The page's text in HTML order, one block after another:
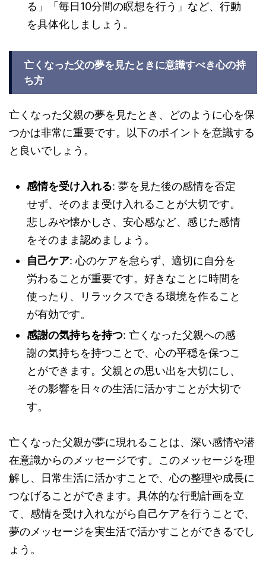
る」「毎日10分間の瞑想を行う」など、行動
を具体化しましょう。
亡くなった父の夢を見たときに意識すべき心の持
ち方
亡くなった父親の夢を見たとき、どのように心を保
つかは非常に重要です。以下のポイントを意識する
と良いでしょう。
感情を受け入れる: 夢を見た後の感情を否定
せず、そのまま受け入れることが大切です。
悲しみや懐かしさ、安心感など、感じた感情
をそのまま認めましょう。
自己ケア: 心のケアを怠らず、適切に自分を
労わることが重要です。好きなことに時間を
使ったり、リラックスできる環境を作ること
が有効です。
感謝の気持ちを持つ: 亡くなった父親への感
謝の気持ちを持つことで、心の平穏を保つこ
とができます。父親との思い出を大切にし、
その影響を日々の生活に活かすことが大切で
す。
亡くなった父親が夢に現れることは、深い感情や潜
在意識からのメッセージです。このメッセージを理
解し、日常生活に活かすことで、心の整理や成長に
つなげることができます。具体的な行動計画を立
て、感情を受け入れながら自己ケアを行うことで、
夢のメッセージを実生活で活かすことができるでし
ょう。